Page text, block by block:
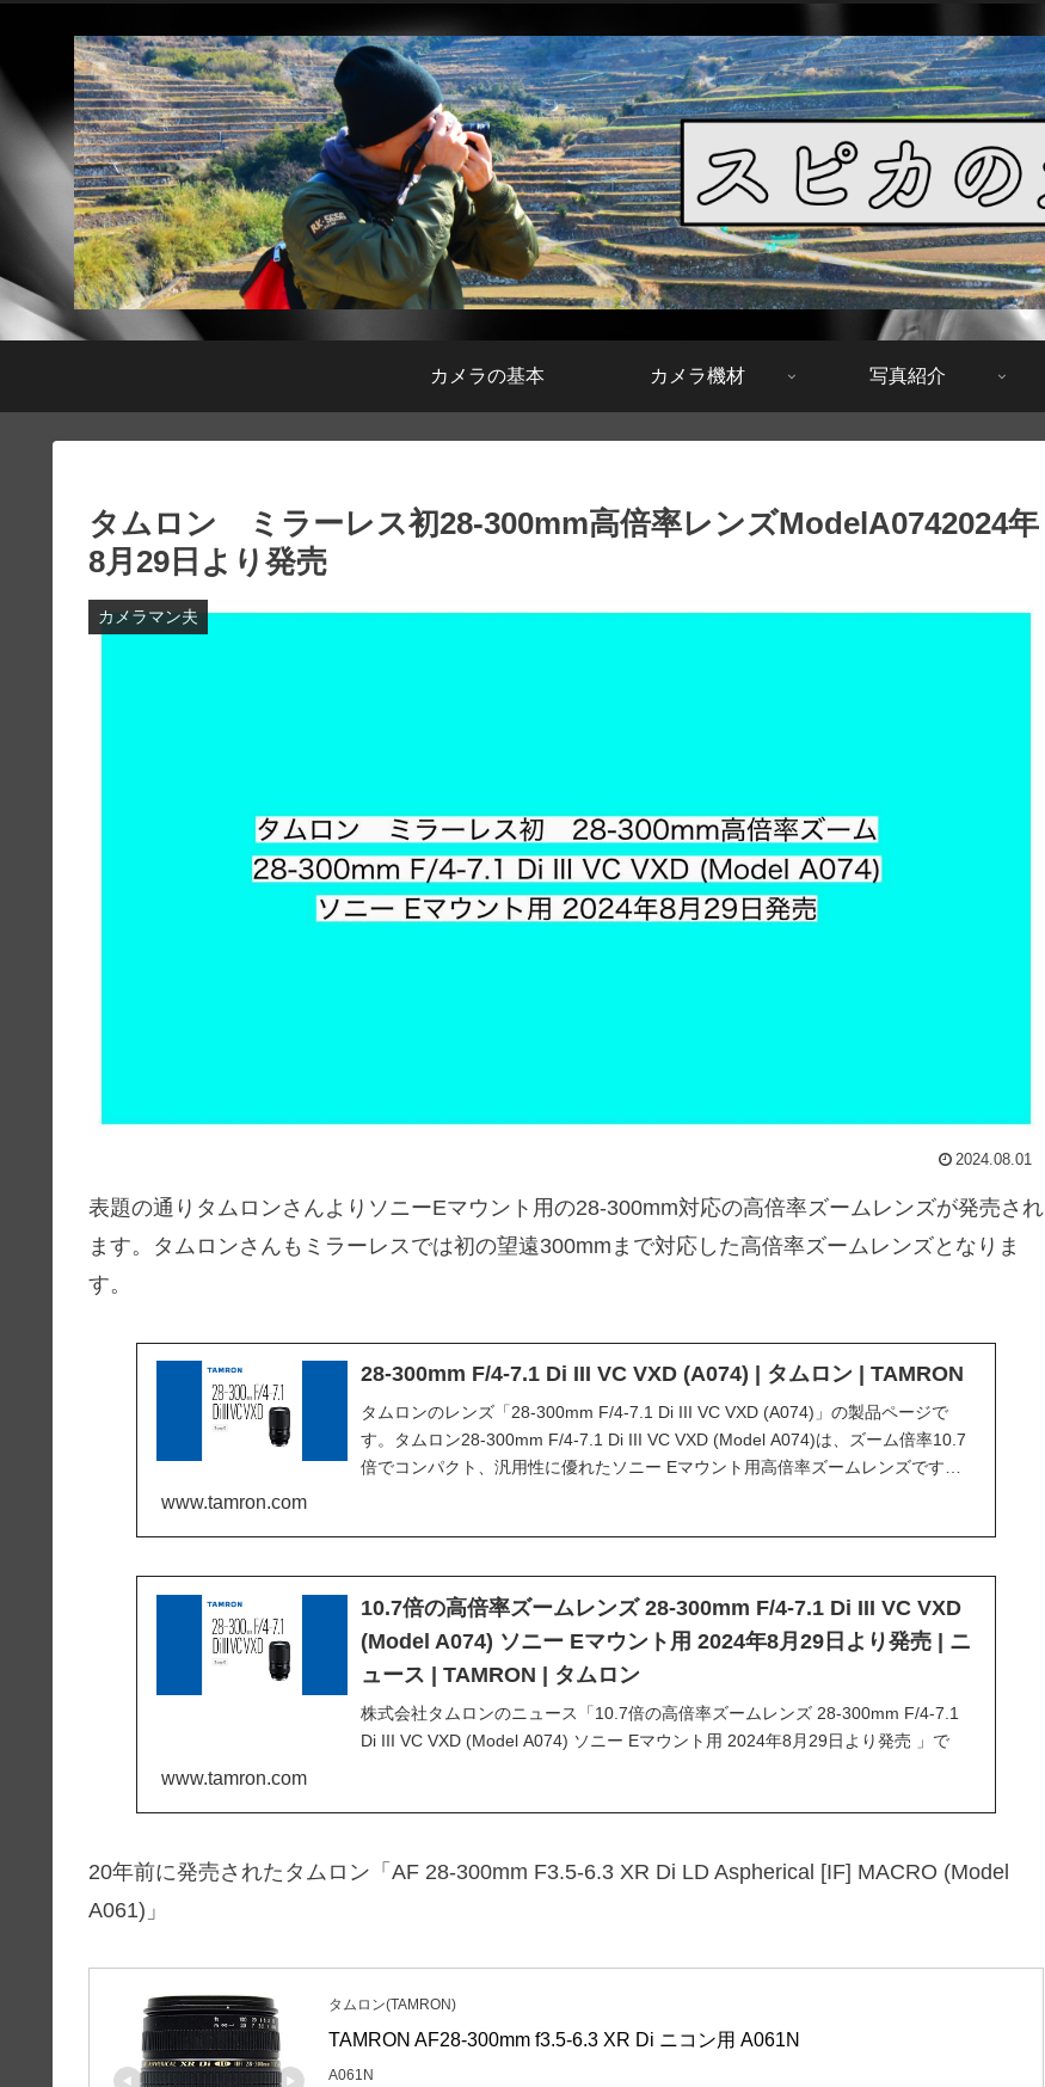
カメラの基本 カメラ機材 写真紹介
タムロン ミラーレス初28-300mm高倍率レンズModelA0742024年
8月29日より発売
カメラマン夫
2024.08.01
表題の通りタムロンさんよりソニーEマウント用の28-300mm対応の高倍率ズームレンズが発売され
ます。タムロンさんもミラーレスでは初の望遠300mmまで対応した高倍率ズームレンズとなりま
す。
28-300mm F/4-7.1 Di III VC VXD (A074) | タムロン | TAMRON
タムロンのレンズ「28-300mm F/4-7.1 Di III VC VXD (A074)」の製品ページで
す。タムロン28-300mm F/4-7.1 Di III VC VXD (Model A074)は、ズーム倍率10.7
倍でコンパクト、汎用性に優れたソニー Eマウント用高倍率ズームレンズです。
www.tamron.com
10.7倍の高倍率ズームレンズ 28-300mm F/4-7.1 Di III VC VXD
(Model A074) ソニー Eマウント用 2024年8月29日より発売 | ニ
ュース | TAMRON | タムロン
株式会社タムロンのニュース「10.7倍の高倍率ズームレンズ 28-300mm F/4-7.1
Di III VC VXD (Model A074) ソニー Eマウント用 2024年8月29日より発売 」で
www.tamron.com
20年前に発売されたタムロン「AF 28-300mm F3.5-6.3 XR Di LD Aspherical [IF] MACRO (Model
A061)」
タムロン(TAMRON)
TAMRON AF28-300mm f3.5-6.3 XR Di ニコン用 A061N
A061N